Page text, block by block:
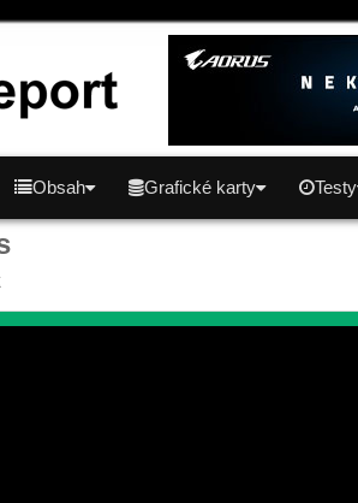
Obsah Grafické karty Testy